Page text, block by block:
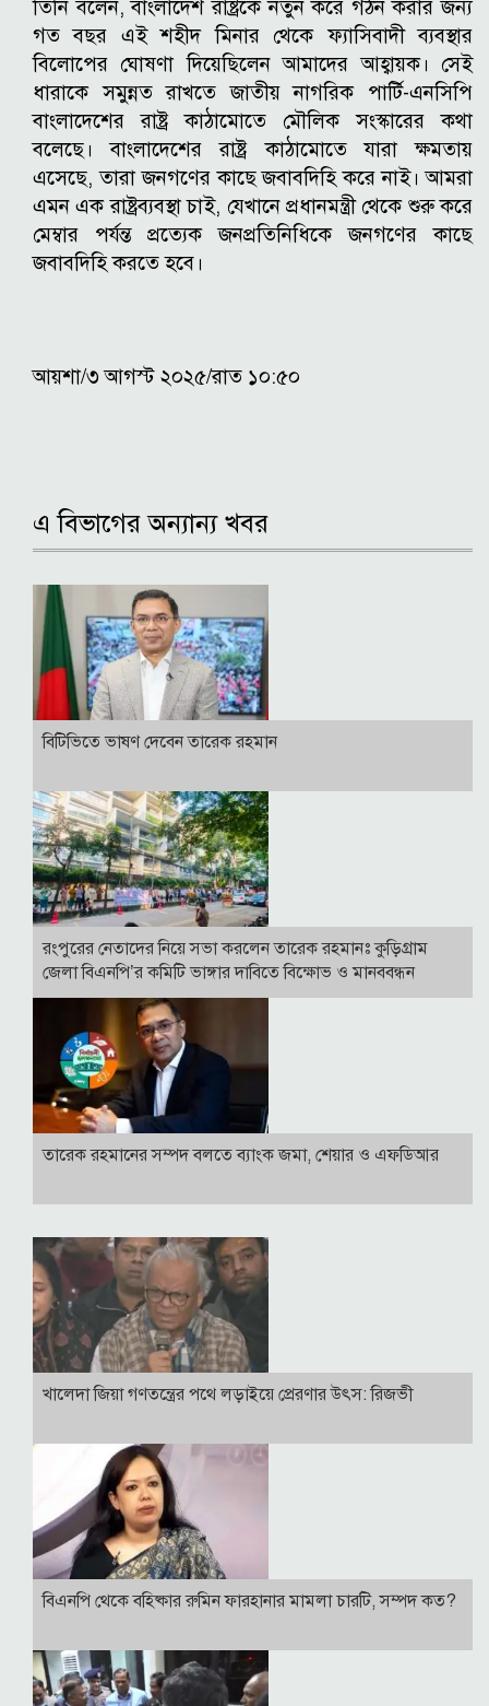
তিনি বলেন, বাংলাদেশ রাষ্ট্রকে নতুন করে গঠন করার জন্য
গত বছর এই শহীদ মিনার থেকে ফ্যাসিবাদী ব্যবস্থার
বিলোপের ঘোষণা দিয়েছিলেন আমাদের আহ্বায়ক। সেই
ধারাকে সমুন্নত রাখতে জাতীয় নাগরিক পার্টি-এনসিপি
বাংলাদেশের রাষ্ট্র কাঠামোতে মৌলিক সংস্কারের কথা
বলেছে। বাংলাদেশের রাষ্ট্র কাঠামোতে যারা ক্ষমতায়
এসেছে, তারা জনগণের কাছে জবাবদিহি করে নাই। আমরা
এমন এক রাষ্ট্রব্যবস্থা চাই, যেখানে প্রধানমন্ত্রী থেকে শুরু করে
মেম্বার পর্যন্ত প্রত্যেক জনপ্রতিনিধিকে জনগণের কাছে
জবাবদিহি করতে হবে।
আয়শা/৩ আগস্ট ২০২৫/রাত ১০:৫০
এ বিভাগের অন্যান্য খবর
বি‌টি‌ভিতে ভাষণ দেবেন তারেক রহমান
রংপুরের নেতাদের নিয়ে সভা করলেন তারেক রহমানঃ কুড়িগ্রাম
জেলা বিএনপি’র কমিটি ভাঙ্গার দাবিতে বিক্ষোভ ও মানববন্ধন
তারেক রহমানের সম্পদ বলতে ব্যাংক জমা, শেয়ার ও এফডিআর
খালেদা জিয়া গণতন্ত্রের পথে লড়াইয়ে প্রেরণার উৎস: রিজভী
বিএনপি থেকে বহিষ্কার রুমিন ফারহানার মামলা চারটি, সম্পদ কত?